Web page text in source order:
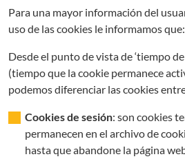
Para una mayor información del
uso de las cookies le informamos que:
Desde el punto de vista de ‘tiempo
(tiempo que la cookie permanece
podemos diferenciar las cookies
Cookies de sesión: son cookies
permanecen en el archivo de
hasta que abandone la página